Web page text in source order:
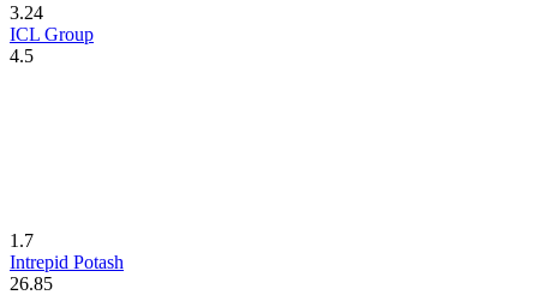
3.24
ICL Group
4.5
1.7
Intrepid Potash
26.85